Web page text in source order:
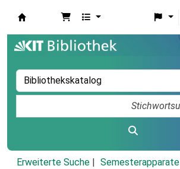
Erweiterte Suche Semesterapparate